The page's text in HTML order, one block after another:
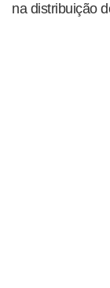
na distribuição